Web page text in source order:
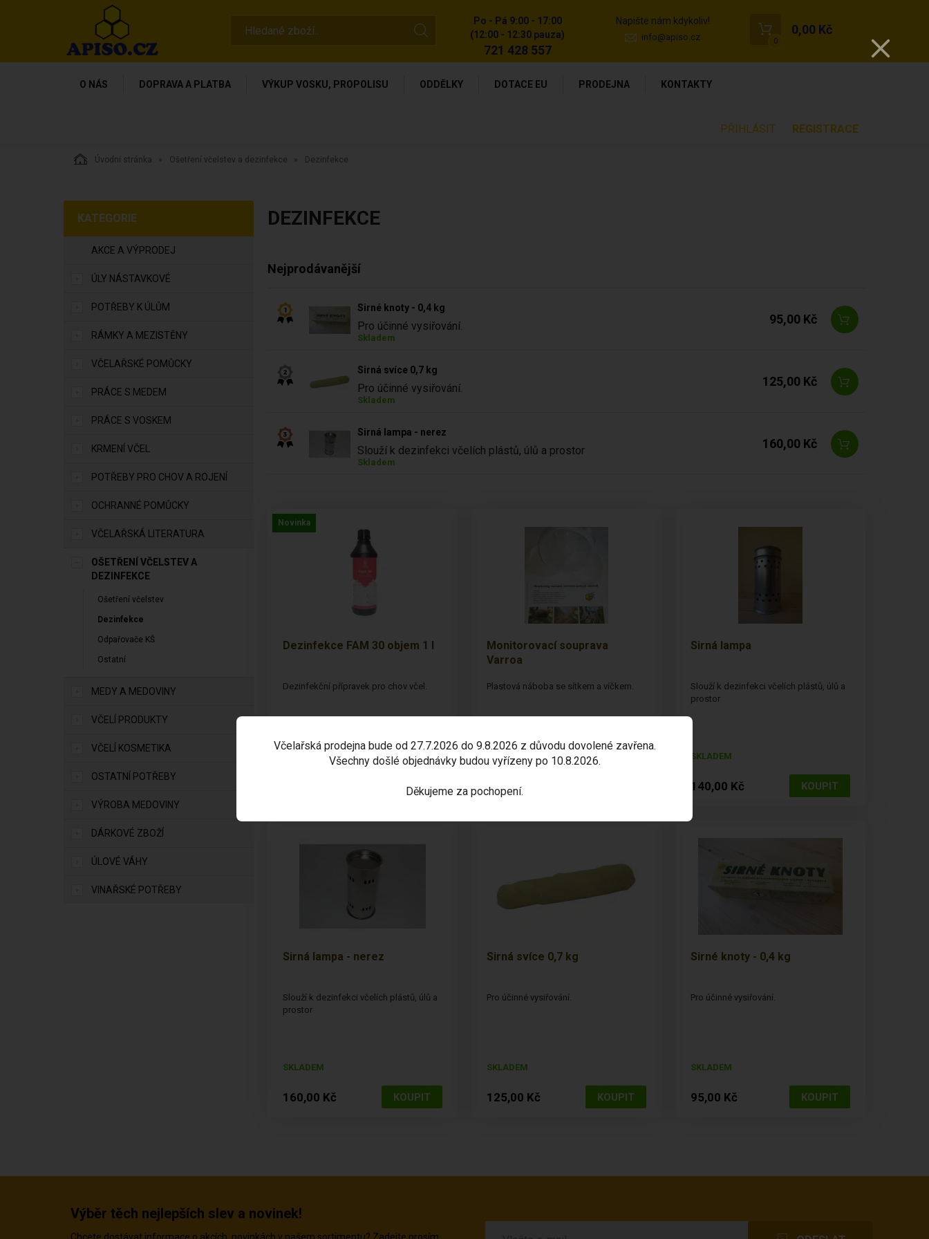
Po - Pá 9:00 - 17:00
(12:00 - 12:30 pauza)
721 428 557
Napište nám kdykoliv!
info@apiso.cz 0
0,00 Kč
O NÁS DOPRAVA A PLATBA VÝKUP VOSKU, PROPOLISU ODDĚLKY DOTACE EU PRODEJNA KONTAKTY
PŘIHLÁSIT REGISTRACE
Úvodní stránka Ošetření včelstev a dezinfekce Dezinfekce
KATEGORIE
AKCE A VÝPRODEJ
ÚLY NÁSTAVKOVÉ
POTŘEBY K ÚLŮM
RÁMKY A MEZISTĚNY
VČELAŘSKÉ POMŮCKY
PRÁCE S MEDEM
PRÁCE S VOSKEM
KRMENÍ VČEL
POTŘEBY PRO CHOV A ROJENÍ
OCHRANNÉ POMŮCKY
VČELAŘSKÁ LITERATURA
OŠETŘENÍ VČELSTEV A
DEZINFEKCE
Ošetření včelstev
Dezinfekce
Odpařovače KŠ
Ostatní
MEDY A MEDOVINY
VČELÍ PRODUKTY
VČELÍ KOSMETIKA
OSTATNÍ POTŘEBY
VÝROBA MEDOVINY
DÁRKOVÉ ZBOŽÍ
ÚLOVÉ VÁHY
VINAŘSKÉ POTŘEBY
DEZINFEKCE
Nejprodávanější
Sirné knoty - 0,4 kg
Pro účinné vysiřování.
Skladem
95,00 Kč
Sirná svíce 0,7 kg
Pro účinné vysiřování.
Skladem
125,00 Kč
Sirná lampa - nerez
Slouží k dezinfekci včelích plástů, úlů a prostor
Skladem
160,00 Kč
Novinka
Dezinfekce FAM 30 objem 1 l
Dezinfekční přípravek pro chov včel.
Monitorovací souprava
Varroa
Plastová náboba se sítkem a víčkem.
SKLADEM
105,00 Kč
Sirná lampa
Slouží k dezinfekci včelích plástů, úlů a
prostor
SKLADEM
140,00 Kč
Sirná lampa - nerez
Slouží k dezinfekci včelích plástů, úlů a
prostor
SKLADEM
160,00 Kč
Sirná svíce 0,7 kg
Pro účinné vysiřování.
SKLADEM
125,00 Kč
Sirné knoty - 0,4 kg
Pro účinné vysiřování.
SKLADEM
95,00 Kč
Výběr těch nejlepších slev a novinek!
Včelařská prodejna bude od 27.7.2026 do 9.8.2026 z důvodu dovolené zavřena.
Všechny došlé objednávky budou vyřízeny po 10.8.2026.
Děkujeme za pochopení.